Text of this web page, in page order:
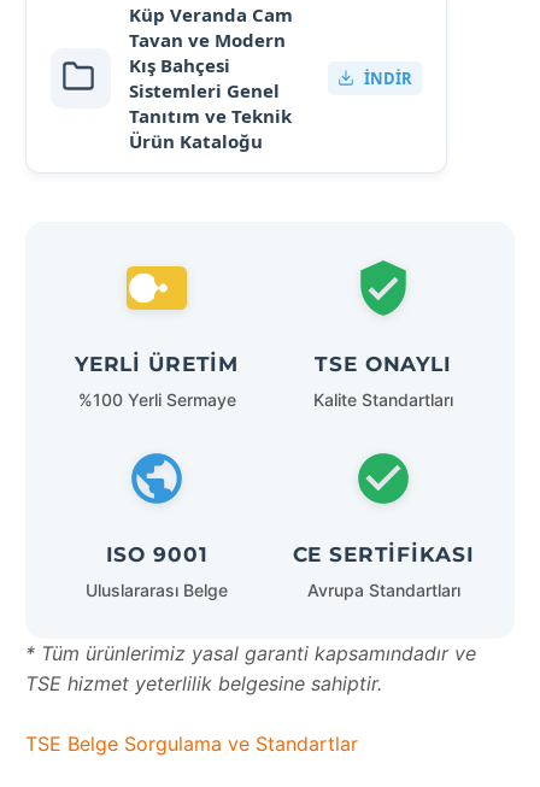
Küp Veranda Cam
Tavan ve Modern
Kış Bahçesi
Sistemleri Genel
Tanıtım ve Teknik
Ürün Kataloğu
İNDIR
YERLI ÜRETIM
%100 Yerli Sermaye
TSE ONAYLI
Kalite Standartları
ISO 9001
Uluslararası Belge
CE SERTIFIKASI
Avrupa Standartları
* Tüm ürünlerimiz yasal garanti kapsamındadır ve
TSE hizmet yeterlilik belgesine sahiptir.
TSE Belge Sorgulama ve Standartlar